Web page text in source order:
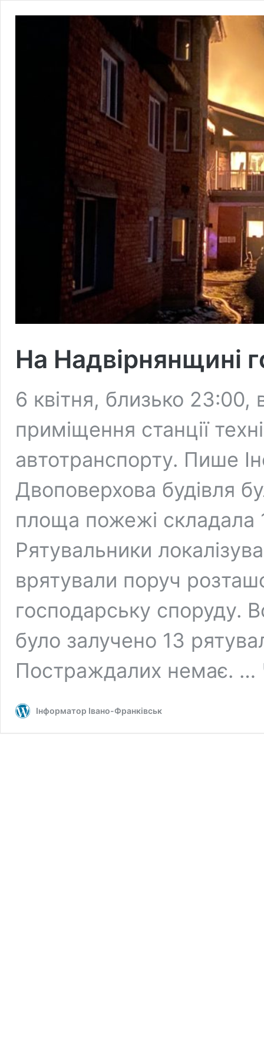
На Надвірнянщині
6 квітня, близько 23:00,
приміщення станції
автотранспорту. Пише
Двоповерхова будівля
площа пожежі складала
Рятувальники
врятували поруч
господарську споруду.
було залучено 13
Постраждалих немає. …
Інформатор Івано-Франківськ